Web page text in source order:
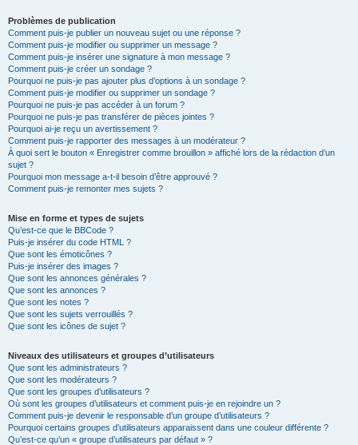
Problèmes de publication
Comment puis-je publier un nouveau sujet ou une réponse ?
Comment puis-je modifier ou supprimer un message ?
Comment puis-je insérer une signature à mon message ?
Comment puis-je créer un sondage ?
Pourquoi ne puis-je pas ajouter plus d’options à un sondage ?
Comment puis-je modifier ou supprimer un sondage ?
Pourquoi ne puis-je pas accéder à un forum ?
Pourquoi ne puis-je pas transférer de pièces jointes ?
Pourquoi ai-je reçu un avertissement ?
Comment puis-je rapporter des messages à un modérateur ?
À quoi sert le bouton « Enregistrer comme brouillon » affiché lors de la rédaction d’un
sujet ?
Pourquoi mon message a-t-il besoin d’être approuvé ?
Comment puis-je remonter mes sujets ?
Mise en forme et types de sujets
Qu’est-ce que le BBCode ?
Puis-je insérer du code HTML ?
Que sont les émoticônes ?
Puis-je insérer des images ?
Que sont les annonces générales ?
Que sont les annonces ?
Que sont les notes ?
Que sont les sujets verrouillés ?
Que sont les icônes de sujet ?
Niveaux des utilisateurs et groupes d’utilisateurs
Que sont les administrateurs ?
Que sont les modérateurs ?
Que sont les groupes d’utilisateurs ?
Où sont les groupes d’utilisateurs et comment puis-je en rejoindre un ?
Comment puis-je devenir le responsable d’un groupe d’utilisateurs ?
Pourquoi certains groupes d’utilisateurs apparaissent dans une couleur différente ?
Qu’est-ce qu’un « groupe d’utilisateurs par défaut » ?